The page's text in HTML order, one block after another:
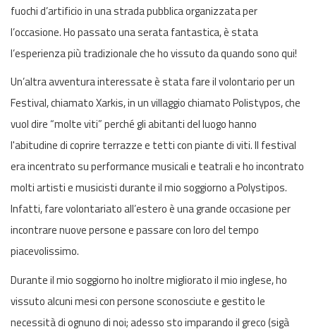
fuochi d’artificio in una strada pubblica organizzata per
l’occasione. Ho passato una serata fantastica, è stata
l’esperienza più tradizionale che ho vissuto da quando sono qui!
Un’altra avventura interessate è stata fare il volontario per un
Festival, chiamato Xarkis, in un villaggio chiamato Polistypos, che
vuol dire “molte viti” perché gli abitanti del luogo hanno
l'abitudine di coprire terrazze e tetti con piante di viti. Il festival
era incentrato su performance musicali e teatrali e ho incontrato
molti artisti e musicisti durante il mio soggiorno a Polystipos.
Infatti, fare volontariato all’estero è una grande occasione per
incontrare nuove persone e passare con loro del tempo
piacevolissimo.
Durante il mio soggiorno ho inoltre migliorato il mio inglese, ho
vissuto alcuni mesi con persone sconosciute e gestito le
necessità di ognuno di noi; adesso sto imparando il greco (sigà